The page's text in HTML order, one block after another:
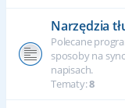
Narzędzia
Polecane
sposoby na
napisach.
Tematy:8